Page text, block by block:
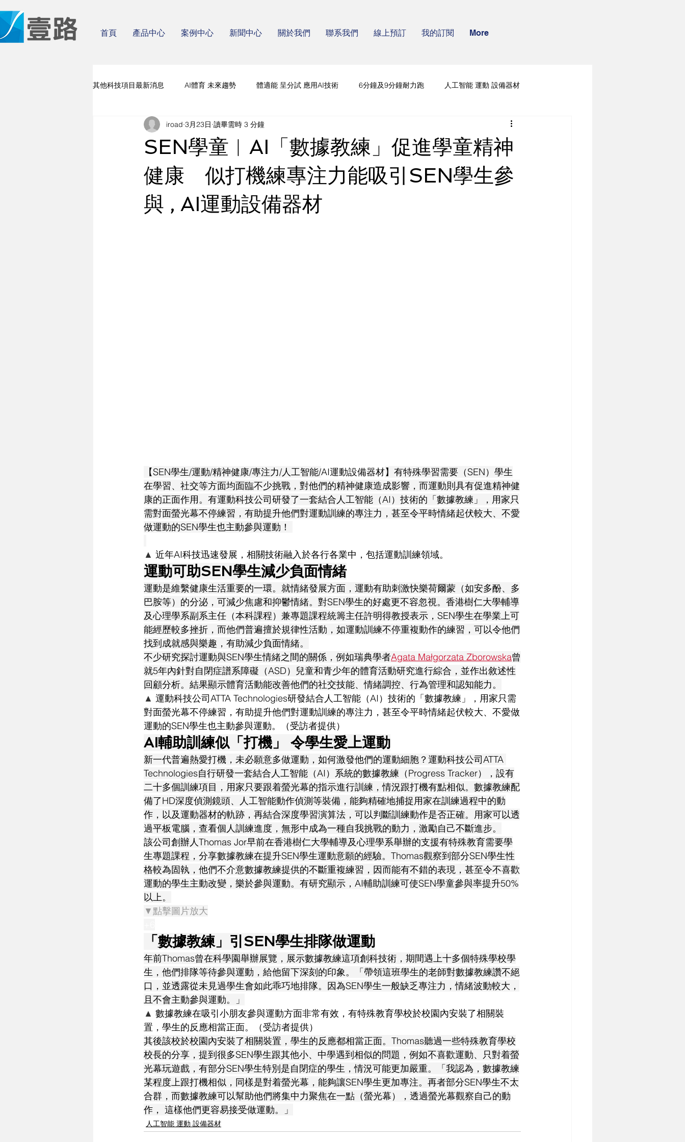
首頁 產品中心 案例中心 新聞中心 關於我們 聯系我們 線上預訂 我的訂閱 More
其他科技項目最新消息 AI體育 未來趨勢 體適能 呈分試 應用AI技術 6分鐘及9分鐘耐力跑 人工智能 運動 設備器材
人工智能 體育 場地系統
SEN學童︱AI「數據教練」促進學童精神
健康 似打機練專注力能吸引SEN學生參
與 , AI運動設備器材
iroad 3月23日 讀畢需時 3 分鐘
【SEN學生/運動/精神健康/專注力/人工智能/AI運動設備器材】有特殊學習需要（SEN）學生
在學習、社交等方面均面臨不少挑戰，對他們的精神健康造成影響，而運動則具有促進精神健
康的正面作用。有運動科技公司研發了一套結合人工智能（AI）技術的「數據教練」，用家只
需對面螢光幕不停練習，有助提升他們對運動訓練的專注力，甚至令平時情緒起伏較大、不愛
做運動的SEN學生也主動參與運動！
▲ 近年AI科技迅速發展，相關技術融入於各行各業中，包括運動訓練領域。
運動可助SEN學生減少負面情緒
運動是維繫健康生活重要的一環。就情緒發展方面，運動有助刺激快樂荷爾蒙（如安多酚、多
巴胺等）的分泌，可減少焦慮和抑鬱情緒。對SEN學生的好處更不容忽視。香港樹仁大學輔導
及心理學系副系主任（本科課程）兼專題課程統籌主任許明得教授表示，SEN學生在學業上可
能經歷較多挫折，而他們普遍擅於規律性活動，如運動訓練不停重複動作的練習，可以令他們
找到成就感與樂趣，有助減少負面情緒。
不少研究探討運動與SEN學生情緒之間的關係，例如瑞典學者Agata Małgorzata Zborowska曾
就5年內針對自閉症譜系障礙（ASD）兒童和青少年的體育活動研究進行綜合，並作出敘述性
回顧分析。結果顯示體育活動能改善他們的社交技能、情緒調控、行為管理和認知能力。
▲ 運動科技公司ATTA Technologies研發結合人工智能（AI）技術的「數據教練」，用家只需
對面螢光幕不停練習，有助提升他們對運動訓練的專注力，甚至令平時情緒起伏較大、不愛做
運動的SEN學生也主動參與運動。（受訪者提供）
AI輔助訓練似「打機」 令學生愛上運動
新一代普遍熱愛打機，未必願意多做運動，如何激發他們的運動細胞？運動科技公司ATTA
Technologies自行研發一套結合人工智能（AI）系統的數據教練（Progress Tracker），設有
二十多個訓練項目，用家只要跟着螢光幕的指示進行訓練，情況跟打機有點相似。數據教練配
備了HD深度偵測鏡頭、人工智能動作偵測等裝備，能夠精確地捕捉用家在訓練過程中的動
作，以及運動器材的軌跡，再結合深度學習演算法，可以判斷訓練動作是否正確。用家可以透
過平板電腦，查看個人訓練進度，無形中成為一種自我挑戰的動力，激勵自己不斷進步。
該公司創辦人Thomas Jor早前在香港樹仁大學輔導及心理學系舉辦的支援有特殊教育需要學
生專題課程，分享數據教練在提升SEN學生運動意願的經驗。Thomas觀察到部分SEN學生性
格較為固執，他們不介意數據教練提供的不斷重複練習，因而能有不錯的表現，甚至令不喜歡
運動的學生主動改變，樂於參與運動。有研究顯示，AI輔助訓練可使SEN學童參與率提升50%
以上。
▼點擊圖片放大
「數據教練」引SEN學生排隊做運動
年前Thomas曾在科學園舉辦展覽，展示數據教練這項創科技術，期間遇上十多個特殊學校學
生，他們排隊等待參與運動，給他留下深刻的印象。「帶領這班學生的老師對數據教練讚不絕
口，並透露從未見過學生會如此乖巧地排隊。因為SEN學生一般缺乏專注力，情緒波動較大，
且不會主動參與運動。」
▲ 數據教練在吸引小朋友參與運動方面非常有效，有特殊教育學校於校園內安裝了相關裝
置，學生的反應相當正面。（受訪者提供）
其後該校於校園內安裝了相關裝置，學生的反應都相當正面。Thomas聽過一些特殊教育學校
校長的分享，提到很多SEN學生跟其他小、中學遇到相似的問題，例如不喜歡運動、只對着螢
光幕玩遊戲，有部分SEN學生特別是自閉症的學生，情況可能更加嚴重。「我認為，數據教練
某程度上跟打機相似，同樣是對着螢光幕，能夠讓SEN學生更加專注。再者部分SEN學生不太
合群，而數據教練可以幫助他們將集中力聚焦在一點（螢光幕），透過螢光幕觀察自己的動
作， 這樣他們更容易接受做運動。」
人工智能 運動 設備器材